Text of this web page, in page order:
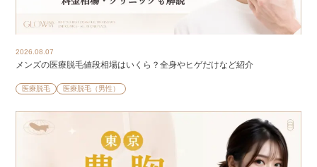
2026.08.07
メンズの医療脱毛値段相場はいくら？全身やヒゲだけなど紹介
医療脱毛 医療脱毛（男性）